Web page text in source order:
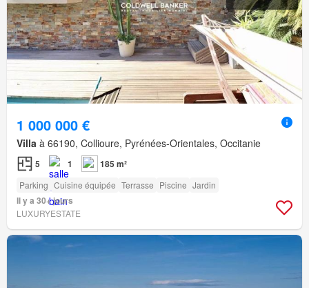
1 000 000 €
Villa à 66190, Collioure, Pyrénées-Orientales, Occitanie
5 1 185 m²
Parking Cuisine équipée Terrasse Piscine Jardin
Il y a 30+ jours
LUXURYESTATE